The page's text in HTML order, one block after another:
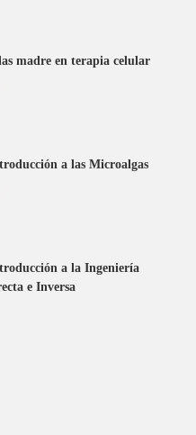
madre en terapia celular
a las Microalgas
a la Ingeniería
e Inversa